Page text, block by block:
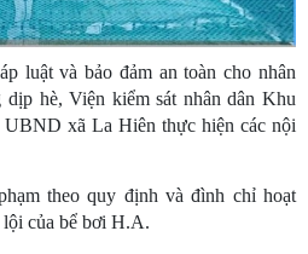
luật và bảo đảm an toàn cho nhân
dịp hè, Viện kiểm sát nhân dân Khu
xã La Hiên thực hiện các nội
theo quy định và đình chỉ hoạt
của bể bơi H.A.